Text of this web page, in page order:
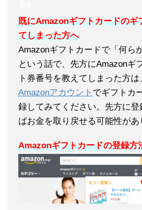
既にAmazonギフトカードのギ
てしまった方へ
Amazonギフトカードで「何ら
という話で、先方にAmazonギ
ト券番号を教えてしまった方
Amazonアカウント でギフトカ
録してみてください。先方に
ばお金を取り戻せる可能性があ
Amazonギフトカードの登録方